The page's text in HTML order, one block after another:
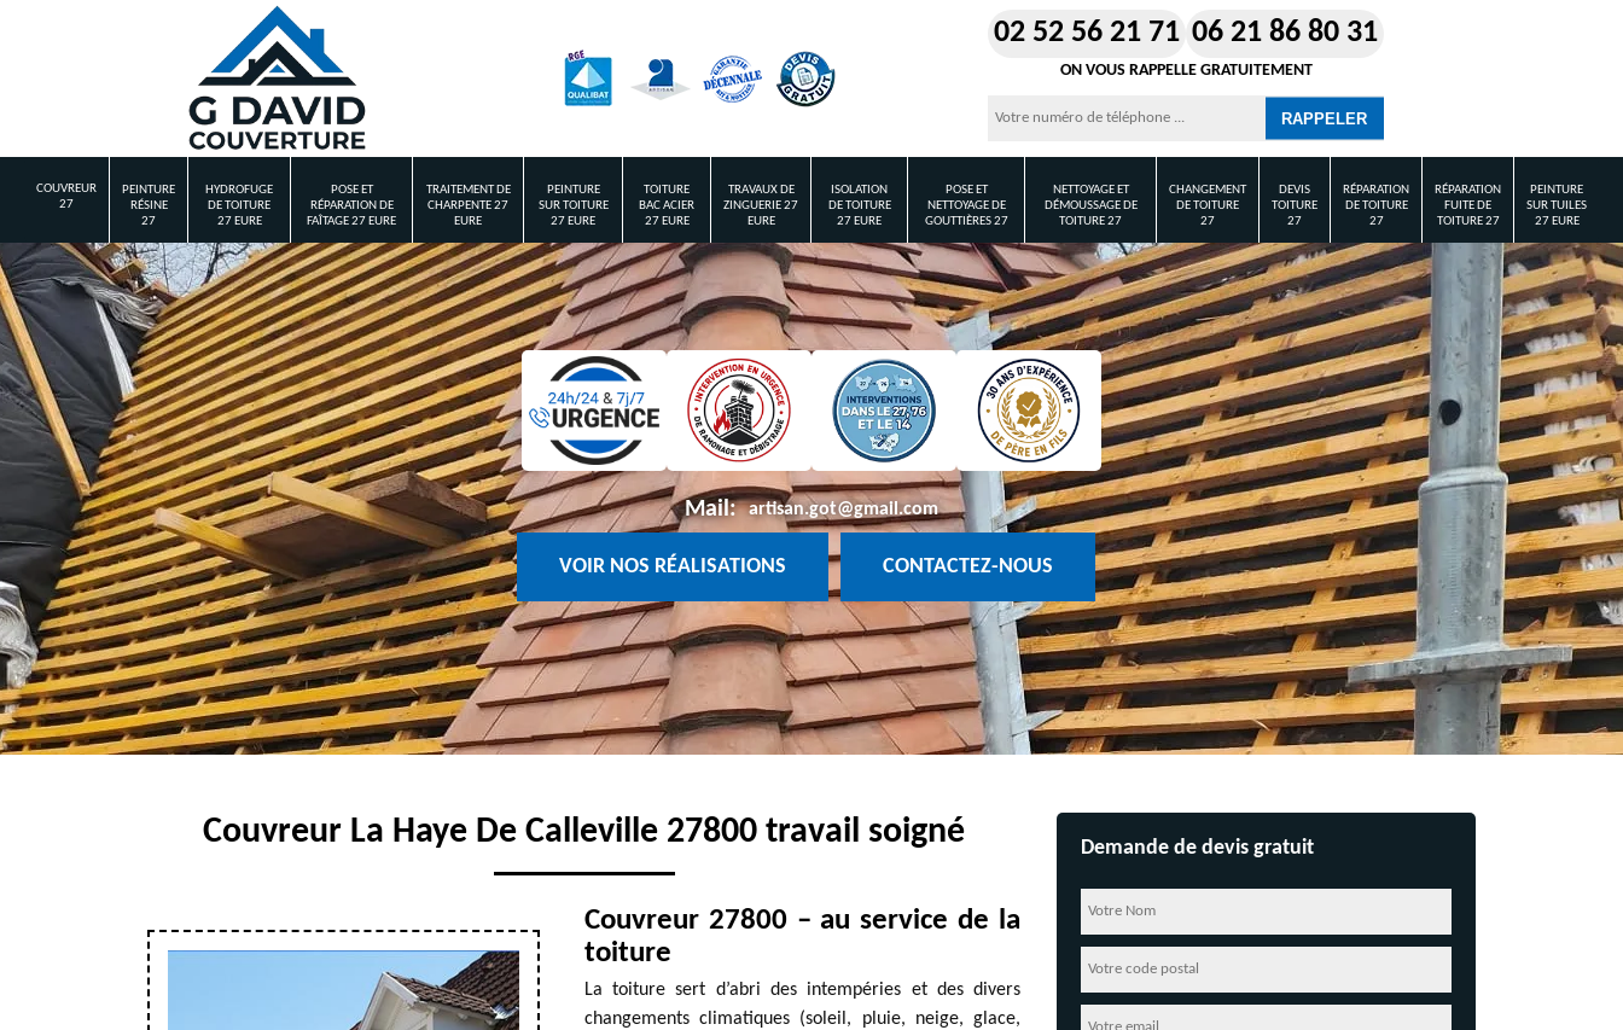
02 52 56 21 71 06 21 86 80 31
ON VOUS RAPPELLE GRATUITEMENT
COUVREUR
27
PEINTURE
RÉSINE
27
HYDROFUGE
DE TOITURE
27 EURE
POSE ET
RÉPARATION DE
FAÎTAGE 27 EURE
TRAITEMENT DE
CHARPENTE 27
EURE
PEINTURE
SUR TOITURE
27 EURE
TOITURE
BAC ACIER
27 EURE
TRAVAUX DE
ZINGUERIE 27
EURE
ISOLATION
DE TOITURE
27 EURE
POSE ET
NETTOYAGE DE
GOUTTIÈRES 27
NETTOYAGE ET
DÉMOUSSAGE DE
TOITURE 27
CHANGEMENT
DE TOITURE
27
DEVIS
TOITURE
27
RÉPARATION
DE TOITURE
27
RÉPARATION
FUITE DE
TOITURE 27
PEINTURE
SUR TUILES
27 EURE
Mail: artisan.got@gmail.com
VOIR NOS RÉALISATIONS CONTACTEZ-NOUS
Couvreur La Haye De Calleville 27800 travail soigné
Couvreur 27800 – au service de la
toiture
La toiture sert d’abri des intempéries et des divers
changements climatiques (soleil, pluie, neige, glace,
Demande de devis gratuit